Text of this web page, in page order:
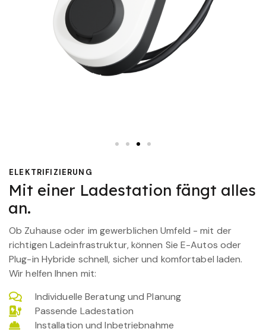
ELEKTRIFIZIERUNG
Mit einer Ladestation fängt alles
an.
Ob Zuhause oder im gewerblichen Umfeld - mit der
richtigen Ladeinfrastruktur, können Sie E-Autos oder
Plug-in Hybride schnell, sicher und komfortabel laden.
Wir helfen Ihnen mit:
Individuelle Beratung und Planung
Passende Ladestation
Installation und Inbetriebnahme